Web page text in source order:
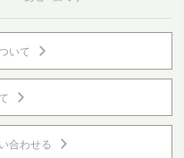
いて
合わせる